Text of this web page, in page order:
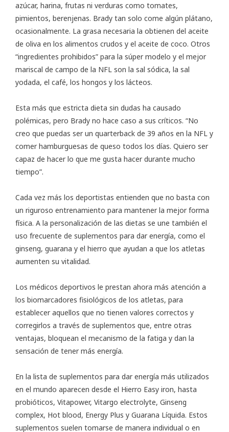
azúcar, harina, frutas ni verduras como tomates,
pimientos, berenjenas. Brady tan solo come algún plátano,
ocasionalmente. La grasa necesaria la obtienen del aceite
de oliva en los alimentos crudos y el aceite de coco. Otros
“ingredientes prohibidos” para la súper modelo y el mejor
mariscal de campo de la NFL son la sal sódica, la sal
yodada, el café, los hongos y los lácteos.
Esta más que estricta dieta sin dudas ha causado
polémicas, pero Brady no hace caso a sus críticos. “No
creo que puedas ser un quarterback de 39 años en la NFL y
comer hamburguesas de queso todos los días. Quiero ser
capaz de hacer lo que me gusta hacer durante mucho
tiempo”.
Cada vez más los deportistas entienden que no basta con
un riguroso entrenamiento para mantener la mejor forma
física. A la personalización de las dietas se une también el
uso frecuente de suplementos para dar energía, como el
ginseng, guarana y el hierro que ayudan a que los atletas
aumenten su vitalidad.
Los médicos deportivos le prestan ahora más atención a
los biomarcadores fisiológicos de los atletas, para
establecer aquellos que no tienen valores correctos y
corregirlos a través de suplementos que, entre otras
ventajas, bloquean el mecanismo de la fatiga y dan la
sensación de tener más energía.
En la lista de suplementos para dar energía más utilizados
en el mundo aparecen desde el Hierro Easy iron, hasta
probióticos, Vitapower, Vitargo electrolyte, Ginseng
complex, Hot blood, Energy Plus y Guarana Líquida. Estos
suplementos suelen tomarse de manera individual o en